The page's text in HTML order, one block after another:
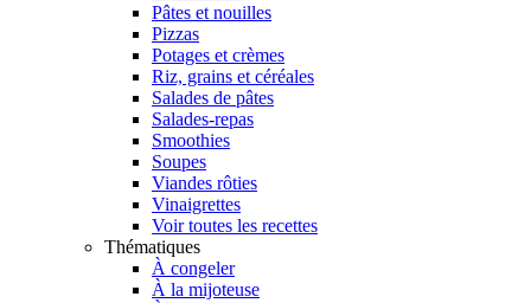
Pâtes et nouilles
Pizzas
Potages et crèmes
Riz, grains et céréales
Salades de pâtes
Salades-repas
Smoothies
Soupes
Viandes rôties
Vinaigrettes
Voir toutes les recettes
Thématiques
À congeler
À la mijoteuse